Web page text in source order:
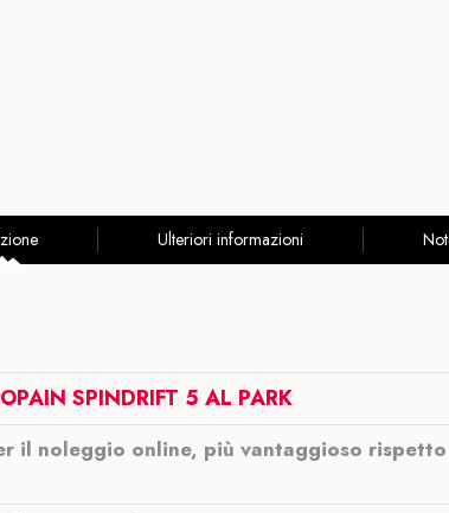
Ulteriori informazioni
SPINDRIFT 5 AL PARK
il noleggio online, più vantaggioso